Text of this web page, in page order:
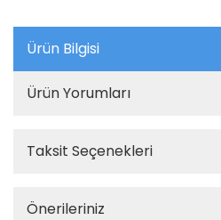
Ürün Bilgisi
Ürün Yorumları
Taksit Seçenekleri
Önerileriniz